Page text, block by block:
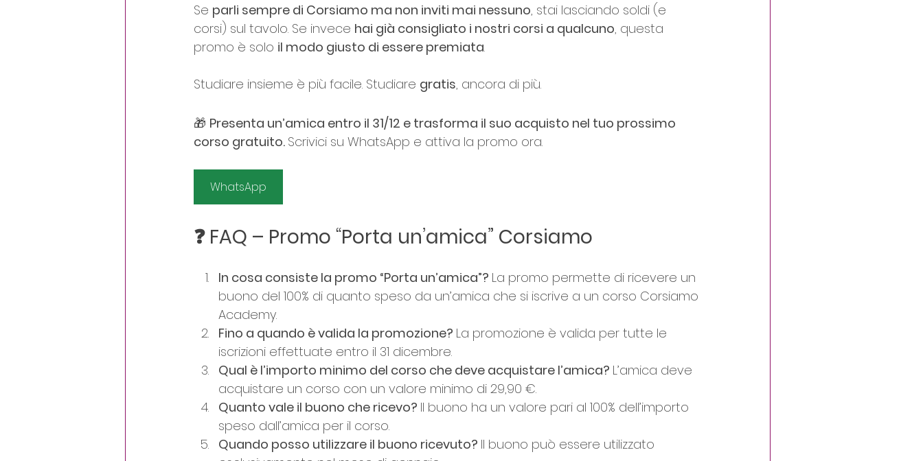
Se parli sempre di Corsiamo ma non inviti mai nessuno, stai lasciando soldi (e
corsi) sul tavolo. Se invece hai già consigliato i nostri corsi a qualcuno, questa
promo è solo il modo giusto di essere premiata.
Studiare insieme è più facile. Studiare gratis, ancora di più.
🎁 Presenta un’amica entro il 31/12 e trasforma il suo acquisto nel tuo prossimo
corso gratuito. Scrivici su WhatsApp e attiva la promo ora.
WhatsApp
❓ FAQ – Promo “Porta un’amica” Corsiamo
In cosa consiste la promo “Porta un’amica”? La promo permette di ricevere un
buono del 100% di quanto speso da un’amica che si iscrive a un corso Corsiamo
Academy.
Fino a quando è valida la promozione? La promozione è valida per tutte le
iscrizioni effettuate entro il 31 dicembre.
Qual è l’importo minimo del corso che deve acquistare l’amica? L’amica deve
acquistare un corso con un valore minimo di 29,90 €.
Quanto vale il buono che ricevo? Il buono ha un valore pari al 100% dell’importo
speso dall’amica per il corso.
Quando posso utilizzare il buono ricevuto? Il buono può essere utilizzato